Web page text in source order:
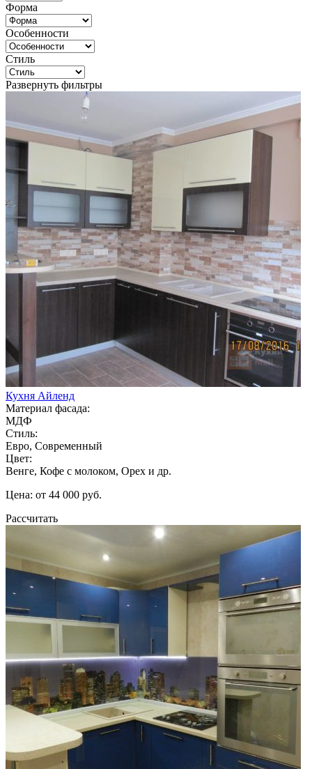
Форма
Особенности
Стиль
Развернуть фильтры
Кухня Айленд
Материал фасада:
МДФ
Стиль:
Евро, Современный
Цвет:
Венге, Кофе с молоком, Орех и др.
Цена: от 44 000 руб.
Рассчитать